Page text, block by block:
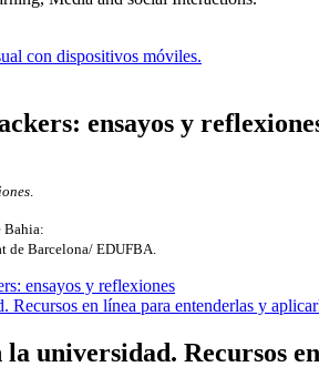
con dispositivos móviles.
ensayos y
Bahia:
de Barcelona/ EDUFBA.
ensayos y reflexiones
la universidad. Recursos